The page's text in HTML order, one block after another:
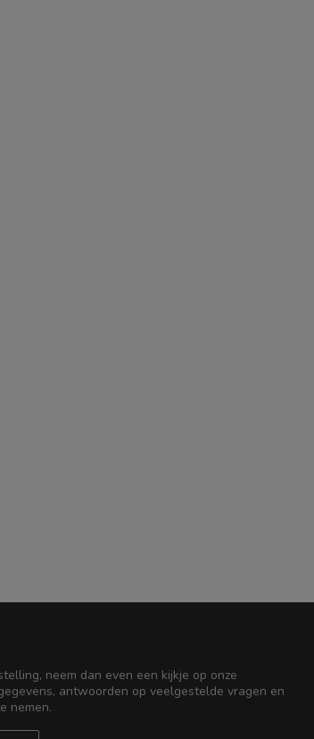
neem dan even een kijkje op onze
antwoorden op veelgestelde vragen en
nemen.